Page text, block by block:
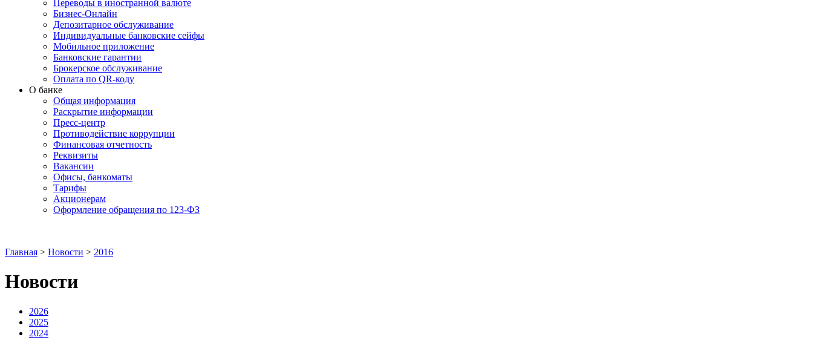
Переводы в иностранной валюте
Бизнес-Онлайн
Депозитарное обслуживание
Индивидуальные банковские сейфы
Мобильное приложение
Банковские гарантии
Брокерское обслуживание
Оплата по QR-коду
О банке
Общая информация
Раскрытие информации
Пресс-центр
Противодействие коррупции
Финансовая отчетность
Реквизиты
Вакансии
Офисы, банкоматы
Тарифы
Акционерам
Оформление обращения по 123-ФЗ
Главная > Новости > 2016
Новости
2026
2025
2024